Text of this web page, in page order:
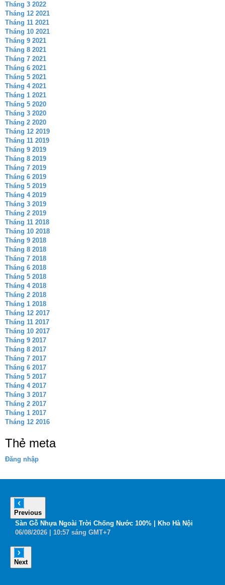
Tháng 3 2022
Tháng 12 2021
Tháng 11 2021
Tháng 10 2021
Tháng 9 2021
Tháng 8 2021
Tháng 7 2021
Tháng 6 2021
Tháng 5 2021
Tháng 4 2021
Tháng 1 2021
Tháng 5 2020
Tháng 3 2020
Tháng 2 2020
Tháng 12 2019
Tháng 11 2019
Tháng 9 2019
Tháng 8 2019
Tháng 7 2019
Tháng 6 2019
Tháng 5 2019
Tháng 4 2019
Tháng 3 2019
Tháng 2 2019
Tháng 11 2018
Tháng 10 2018
Tháng 9 2018
Tháng 8 2018
Tháng 7 2018
Tháng 6 2018
Tháng 5 2018
Tháng 4 2018
Tháng 2 2018
Tháng 1 2018
Tháng 12 2017
Tháng 11 2017
Tháng 10 2017
Tháng 9 2017
Tháng 8 2017
Tháng 7 2017
Tháng 6 2017
Tháng 5 2017
Tháng 4 2017
Tháng 3 2017
Tháng 2 2017
Tháng 1 2017
Tháng 12 2016
Thẻ meta
Đăng nhập
Previous
Sàn Gỗ Nhựa Ngoài Trời Chống Nước 100% | Kho Hà Nội
06/08/2026 | 10:57 sáng GMT+7
Next